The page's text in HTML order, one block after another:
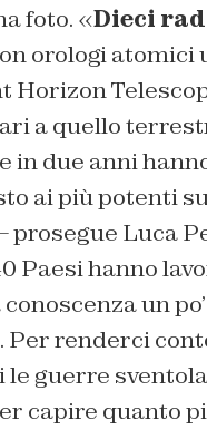
foto. «Dieci
orologi
Horizon
a quello
in due anni
ai più potenti
prosegue Luca
Paesi hanno
un
Per renderci
le guerre
capire quanto